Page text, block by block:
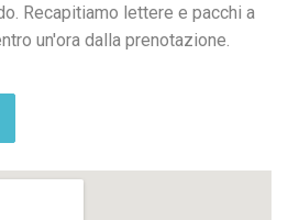
Recapitiamo lettere e pacchi a
un'ora dalla prenotazione.